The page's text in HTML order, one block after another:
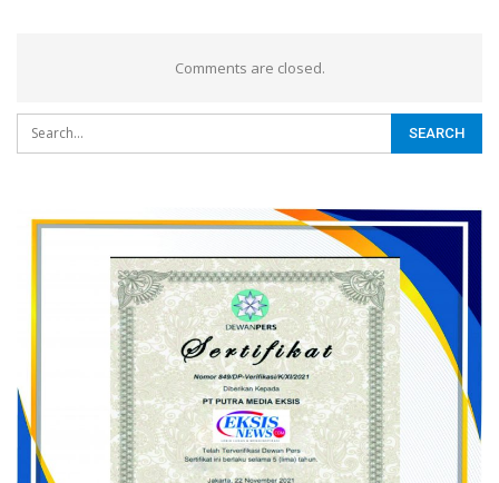
Comments are closed.